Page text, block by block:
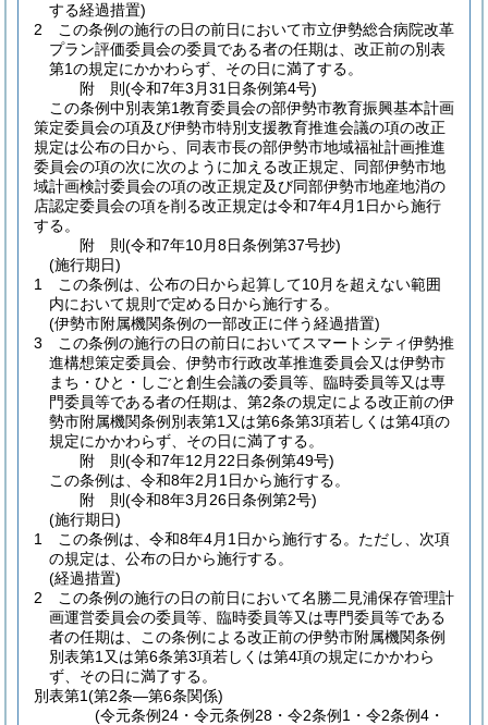
する経過措置)
2
この条例の施行の日の前日において市立伊勢総合病院改革
プラン評価委員会の委員である者の任期は、改正前の別表
第1の規定にかかわらず、その日に満了する。
附 則(令和7年3月31日条例第4号)
この条例中別表第1教育委員会の部伊勢市教育振興基本計画
策定委員会の項及び伊勢市特別支援教育推進会議の項の改正
規定は公布の日から、同表市長の部伊勢市地域福祉計画推進
委員会の項の次に次のように加える改正規定、同部伊勢市地
域計画検討委員会の項の改正規定及び同部伊勢市地産地消の
店認定委員会の項を削る改正規定は令和7年4月1日から施行
する。
附 則(令和7年10月8日条例第37号抄)
(施行期日)
1
この条例は、公布の日から起算して10月を超えない範囲
内において規則で定める日から施行する。
(伊勢市附属機関条例の一部改正に伴う経過措置)
3
この条例の施行の日の前日においてスマートシティ伊勢推
進構想策定委員会、伊勢市行政改革推進委員会又は伊勢市
まち・ひと・しごと創生会議の委員等、臨時委員等又は専
門委員等である者の任期は、第2条の規定による改正前の伊
勢市附属機関条例別表第1又は第6条第3項若しくは第4項の
規定にかかわらず、その日に満了する。
附 則(令和7年12月22日条例第49号)
この条例は、令和8年2月1日から施行する。
附 則(令和8年3月26日条例第2号)
(施行期日)
1
この条例は、令和8年4月1日から施行する。 ただし、次項
の規定は、公布の日から施行する。
(経過措置)
2
この条例の施行の日の前日において名勝二見浦保存管理計
画運営委員会の委員等、臨時委員等又は専門委員等である
者の任期は、この条例による改正前の伊勢市附属機関条例
別表第1又は第6条第3項若しくは第4項の規定にかかわら
ず、その日に満了する。
別表第1(第2条―第6条関係)
(令元条例24・令元条例28・令2条例1・令2条例4・